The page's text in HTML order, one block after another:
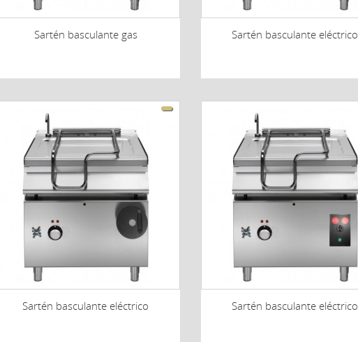
Sartén basculante gas Sartén basculante eléctrico
Sartén basculante eléctrico Sartén basculante eléctrico